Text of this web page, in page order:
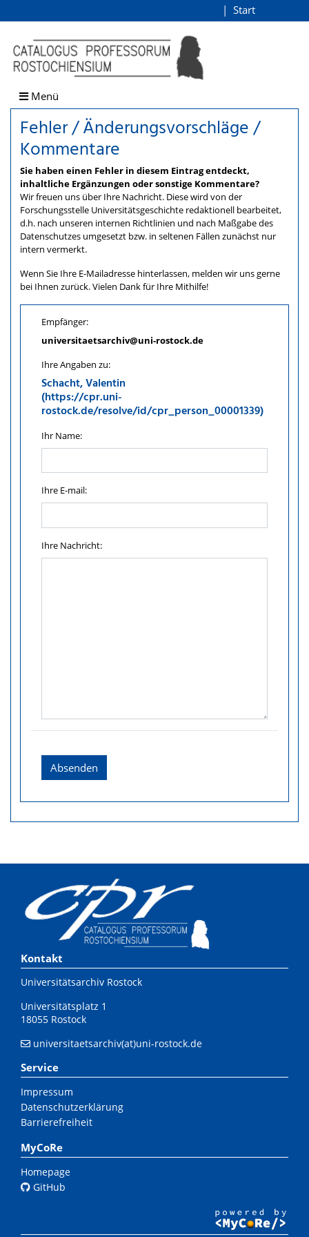
Fehler /
direkt zum Inhalt
Start
Menü
Fehler / Änderungsvorschläge /
Kommentare
Sie haben einen Fehler in diesem Eintrag entdeckt,
inhaltliche Ergänzungen oder sonstige Kommentare?
Wir freuen uns über Ihre Nachricht. Diese wird von der
Forschungsstelle Universitätsgeschichte redaktionell bearbeitet,
d.h. nach unseren internen Richtlinien und nach Maßgabe des
Datenschutzes umgesetzt bzw. in seltenen Fällen zunächst nur
intern vermerkt.
Wenn Sie Ihre E-Mailadresse hinterlassen, melden wir uns gerne
bei Ihnen zurück. Vielen Dank für Ihre Mithilfe!
Empfänger:
universitaetsarchiv@uni-rostock.de
Ihre Angaben zu:
Schacht, Valentin
(https://cpr.uni-
rostock.de/resolve/id/cpr_person_00001339)
Ihr Name:
Ihre E-mail:
Ihre Nachricht:
Absenden
Kontakt
Universitätsarchiv Rostock
Universitätsplatz 1
18055 Rostock
universitaetsarchiv(at)uni-rostock.de
Service
Impressum
Datenschutzerklärung
Barrierefreiheit
MyCoRe
Homepage
GitHub